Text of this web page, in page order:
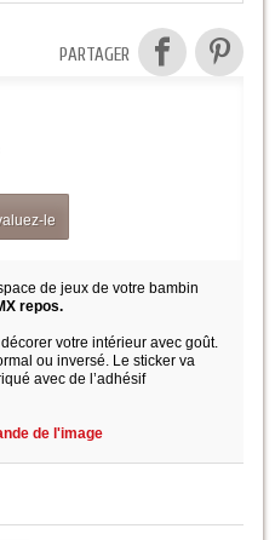
PARTAGER
le
de jeux de votre bambin
repos.
votre intérieur avec goût.
ou inversé. Le sticker va
avec de l’adhésif
de l'image